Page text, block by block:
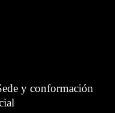
y conformación